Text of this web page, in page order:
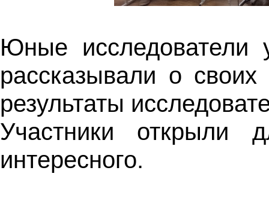
Юные исследователи
рассказывали о
результаты
Участники открыли
интересного.